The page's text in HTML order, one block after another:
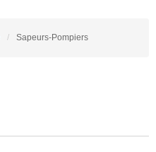
/ Sapeurs-Pompiers